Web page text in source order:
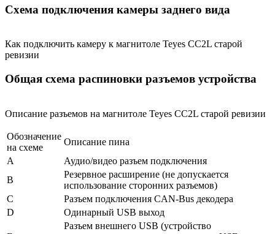
Схема подключения камеры заднего вида
Как подключить камеру к магнитоле Teyes CC2L старой
ревизии
Общая схема распиновки разъемов устройства
Описание разъемов на магнитоле Teyes CC2L старой ревизии
Обозначение
на схеме
Описание пина
A
Аудио/видео разъем подключения
B
Резервное расширение (не допускается
использование сторонних разъемов)
C
Разъем подключения CAN-Bus декодера
D
Одинарный USB выход
Разъем внешнего USB (устройство